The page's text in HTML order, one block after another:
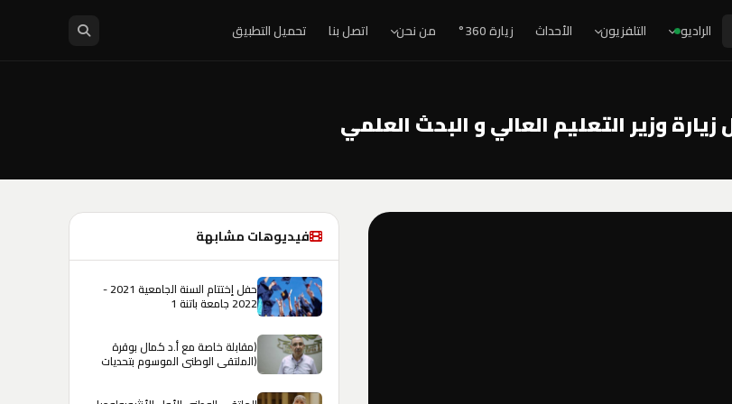
الراديو التلفزيون الأحداث زيارة 360° من نحن اتصل بنا تحميل التطبيق
فيديوهات مشابهة
حفل إختتام السنة الجامعية 2021 -
2022 جامعة باتنة 1
(مقابلة خاصة مع أ.د كمال بوقرة
(الملتقى الوطني الموسوم بتحديات
الدولة الجزائرية عشية الإستقلال